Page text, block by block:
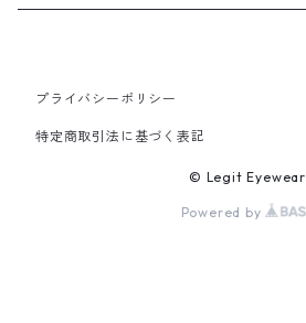
ラウンド
Sewat
Silver
Bracelet
Cap
プライバシーポリシー
特定商取引法に基づく表記
© Legit Eyewear
Powered by